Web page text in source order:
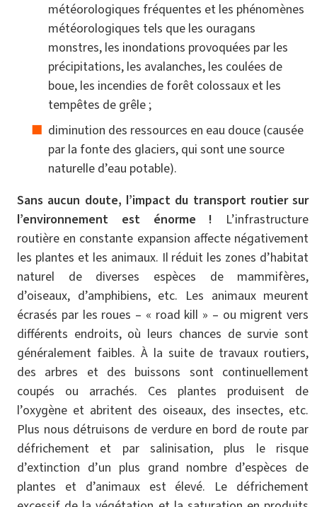
météorologiques fréquentes et les phénomènes
météorologiques tels que les ouragans
monstres, les inondations provoquées par les
précipitations, les avalanches, les coulées de
boue, les incendies de forêt colossaux et les
tempêtes de grêle ;
diminution des ressources en eau douce (causée
par la fonte des glaciers, qui sont une source
naturelle d’eau potable).
Sans aucun doute, l’impact du transport routier sur
l’environnement est énorme ! L’infrastructure
routière en constante expansion affecte négativement
les plantes et les animaux. Il réduit les zones d’habitat
naturel de diverses espèces de mammifères,
d’oiseaux, d’amphibiens, etc. Les animaux meurent
écrasés par les roues – « road kill » – ou migrent vers
différents endroits, où leurs chances de survie sont
généralement faibles. À la suite de travaux routiers,
des arbres et des buissons sont continuellement
coupés ou arrachés. Ces plantes produisent de
l’oxygène et abritent des oiseaux, des insectes, etc.
Plus nous détruisons de verdure en bord de route par
défrichement et par salinisation, plus le risque
d’extinction d’un plus grand nombre d’espèces de
plantes et d’animaux est élevé. Le défrichement